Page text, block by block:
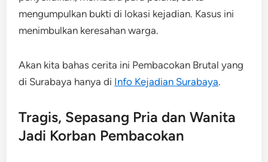
mengumpulkan bukti di lokasi kejadian. Kasus ini
menimbulkan keresahan warga.
Akan kita bahas cerita ini Pembacokan Brutal yang
di Surabaya hanya di Info Kejadian Surabaya.
Tragis, Sepasang Pria dan Wanita
Jadi Korban Pembacokan